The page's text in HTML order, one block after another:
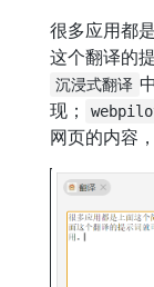
很多应用都
这个翻译的
沉浸式翻译
现；
网页的内容